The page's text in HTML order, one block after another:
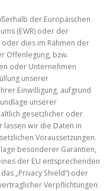
der Europäischen
(EWR) oder der
dies im Rahmen der
Offenlegung, bzw.
oder Unternehmen
unserer
Einwilligung, aufgrund
unserer
gesetzlicher oder
wir die Daten in
Voraussetzungen.
besonderer Garantien,
der EU entsprechenden
„Privacy Shield“) oder
Verpflichtungen.